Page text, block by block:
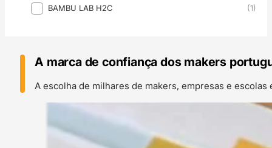
Modelo da Impressora 3D
BAMBU LAB H2C (1)
A marca de confiança dos makers
A escolha de milhares de makers, empresas e escolas